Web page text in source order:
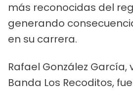
más reconocidas del
generando
en su carrera.
Rafael González García,
Banda Los Recoditos,